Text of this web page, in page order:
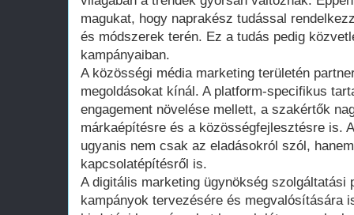
magukat, hogy naprakész tudással
és módszerek terén. Ez a tudás pedig
kampányaiban.
A közösségi média marketing területén
megoldásokat kínál. A platform-specifikus
engagement növelése mellett, a szakértők
márkaépítésre és a közösségfejlesztésre is.
ugyanis nem csak az eladásokról szól,
kapcsolatépítésről is.
A digitális marketing ügynökség szolgáltatási
kampányok tervezésére és megvalósítására